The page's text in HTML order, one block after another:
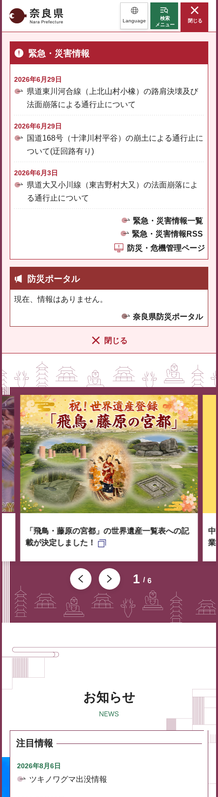
奈良県 Language
検索
メニュー
閉じる
緊急・災害情報
2026年6月29日
県道東川河合線（上北山村小橡）の路肩決壊及び
法面崩落による通行止について
2026年6月29日
国道168号（十津川村平谷）の崩土による通行止に
ついて(迂回路有り)
2026年6月3日
県道大又小川線（東吉野村大又）の法面崩落によ
る通行止について
緊急・災害情報一覧
緊急・災害情報RSS
防災・危機管理ページ
防災ポータル
現在、情報はありません。
奈良県防災ポータル
閉じる
1 6
「飛鳥・藤原の宮都」の世界遺産一覧表への記
載が決定しました！
中
業
お知らせ
注目情報
2026年8月6日
ツキノワグマ出没情報